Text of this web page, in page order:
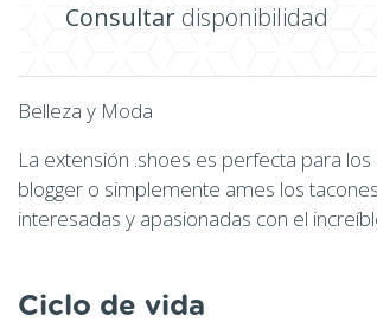
Consultar disponibilidad
Belleza y Moda
La extensión .shoes es perfecta para
blogger o simplemente ames los
interesadas y apasionadas con el
Ciclo de vida